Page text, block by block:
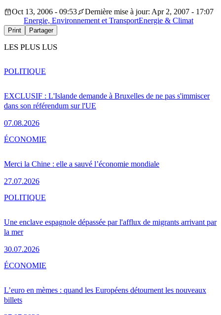
Oct 13, 2006 - 09:53
Dernière mise à jour: Apr 2, 2007 - 17:07
Energie, Environnement et TransportEnergie & Climat
Print Partager
LES PLUS LUS
EXCLUSIF : L'Islande demande à Bruxelles de ne pas s'immiscer
dans son référendum sur l'UE
07.08.2026
POLITIQUE
Merci la Chine : elle a sauvé l’économie mondiale
27.07.2026
ÉCONOMIE
Une enclave espagnole dépassée par l'afflux de migrants arrivant par
la mer
30.07.2026
POLITIQUE
L’euro en mèmes : quand les Européens détournent les nouveaux
billets
ÉCONOMIE